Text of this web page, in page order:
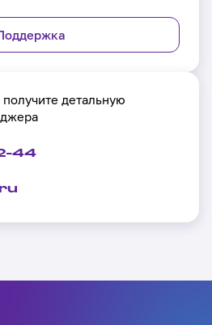
детальную
44